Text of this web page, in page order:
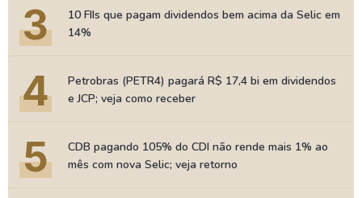
3
10 FIIs que pagam dividendos bem acima da Selic em
14%
4
Petrobras (PETR4) pagará R$ 17,4 bi em dividendos
e JCP; veja como receber
5
CDB pagando 105% do CDI não rende mais 1% ao
mês com nova Selic; veja retorno